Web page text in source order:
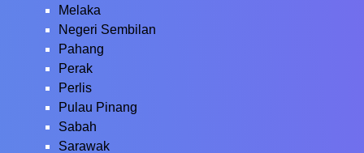
Melaka
Negeri Sembilan
Pahang
Perak
Perlis
Pulau Pinang
Sabah
Sarawak